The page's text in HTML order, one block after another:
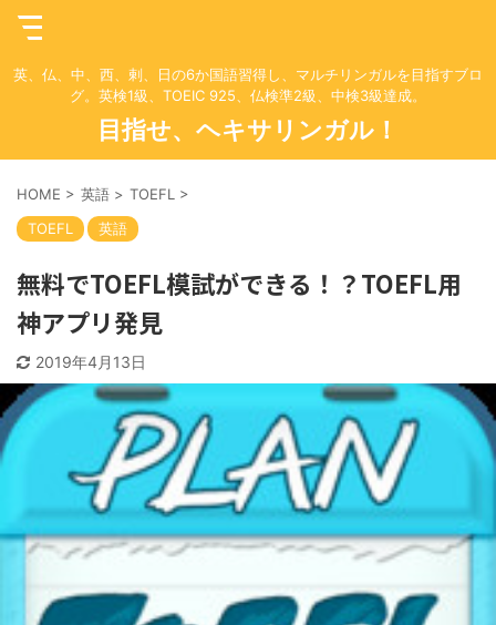
英、仏、中、西、剌、日の6か国語習得し、マルチリンガルを目指すブロ
グ。英検1級、TOEIC 925、仏検準2級、中検3級達成。
目指せ、ヘキサリンガル！
HOME > 英語 > TOEFL >
TOEFL
英語
無料でTOEFL模試ができる！？TOEFL用
神アプリ発見
2019年4月13日